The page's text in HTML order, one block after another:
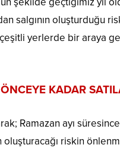
salgının oluşturduğu
yerlerde bir araya
KADAR
Ramazan ayı
riskin